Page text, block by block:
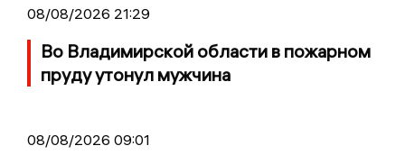
08/08/2026 21:29
Во Владимирской области в пожарном
пруду утонул мужчина
08/08/2026 09:01